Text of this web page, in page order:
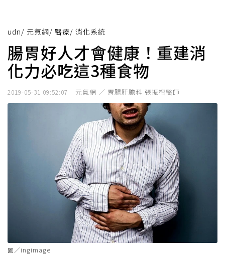
udn/ 元氣網/ 醫療/ 消化系統
腸胃好人才會健康！重建消
化力必吃這3種食物
2019-05-31 09:52:07 元氣網 ／ 胃腸肝膽科 張振榕醫師
圖／ingimage